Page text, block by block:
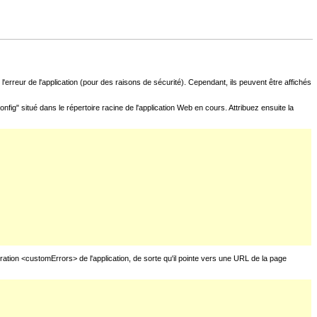
de l'application (pour des raisons de sécurité). Cependant, ils peuvent être affichés
situé dans le répertoire racine de l'application Web en cours. Attribuez ensuite la
<customErrors> de l'application, de sorte qu'il pointe vers une URL de la page